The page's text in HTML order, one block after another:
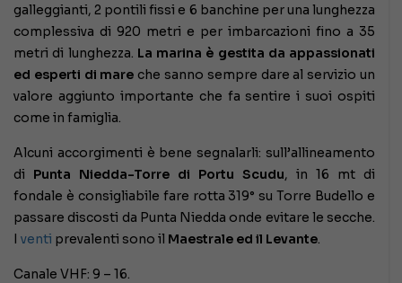
galleggianti, 2 pontili fissi e 6 banchine per una lunghezza
complessiva di 920 metri e per imbarcazioni fino a 35
metri di lunghezza. La marina è gestita da appassionati
ed esperti di mare che sanno sempre dare al servizio un
valore aggiunto importante che fa sentire i suoi ospiti
come in famiglia.
Alcuni accorgimenti è bene segnalarli: sull’allineamento
di Punta Niedda-Torre di Portu Scudu, in 16 mt di
fondale è consigliabile fare rotta 319° su Torre Budello e
passare discosti da Punta Niedda onde evitare le secche.
I venti prevalenti sono il Maestrale ed il Levante.
Canale VHF: 9 – 16.